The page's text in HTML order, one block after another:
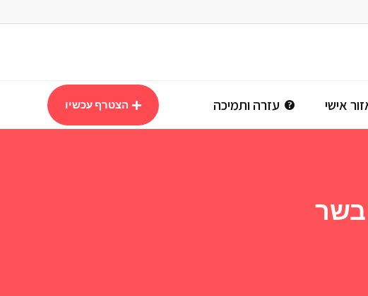
אישי עזרה ותמיכה הצטרף עכשיו
בשר